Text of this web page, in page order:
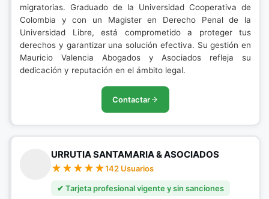
migratorias. Graduado de la Universidad Cooperativa de
Colombia y con un Magister en Derecho Penal de la
Universidad Libre, está comprometido a proteger tus
derechos y garantizar una solución efectiva. Su gestión en
Mauricio Valencia Abogados y Asociados refleja su
dedicación y reputación en el ámbito legal.
Contactar
URRUTIA SANTAMARIA & ASOCIADOS
142 Usuarios
✔ Tarjeta profesional vigente y sin sanciones